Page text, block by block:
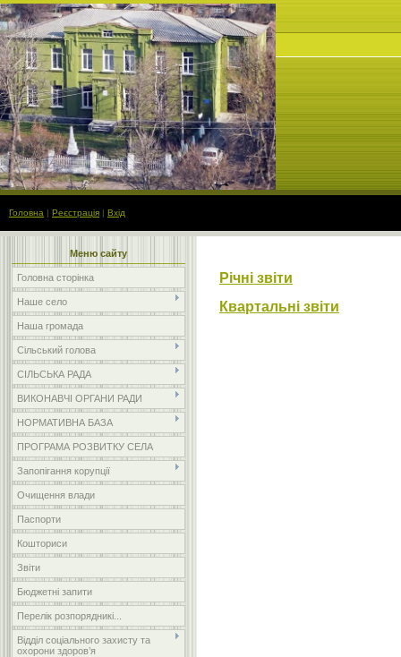
Головна | Реєстрація | Вхід
Меню сайту
Головна сторінка
Наше село
Наша громада
Сільський голова
СІЛЬСЬКА РАДА
ВИКОНАВЧІ ОРГАНИ РАДИ
НОРМАТИВНА БАЗА
ПРОГРАМА РОЗВИТКУ СЕЛА
Запопігання корупції
Очищення влади
Паспорти
Кошториси
Звіти
Бюджетні запити
Перелік розпорядникі...
Відділ соціального захисту та
охорони здоров’я
Річні звіти
Квартальні звіти